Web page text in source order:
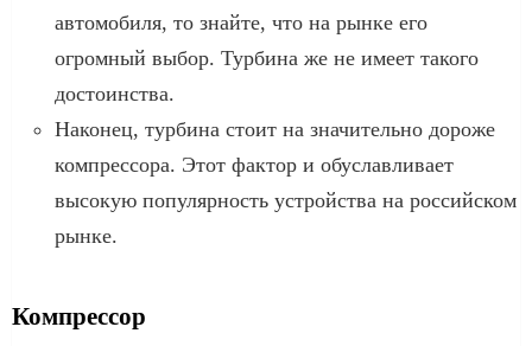
автомобиля, то знайте, что на рынке его
огромный выбор. Турбина же не имеет такого
достоинства.
Наконец, турбина стоит на значительно дороже
компрессора. Этот фактор и обуславливает
высокую популярность устройства на российском
рынке.
Компрессор